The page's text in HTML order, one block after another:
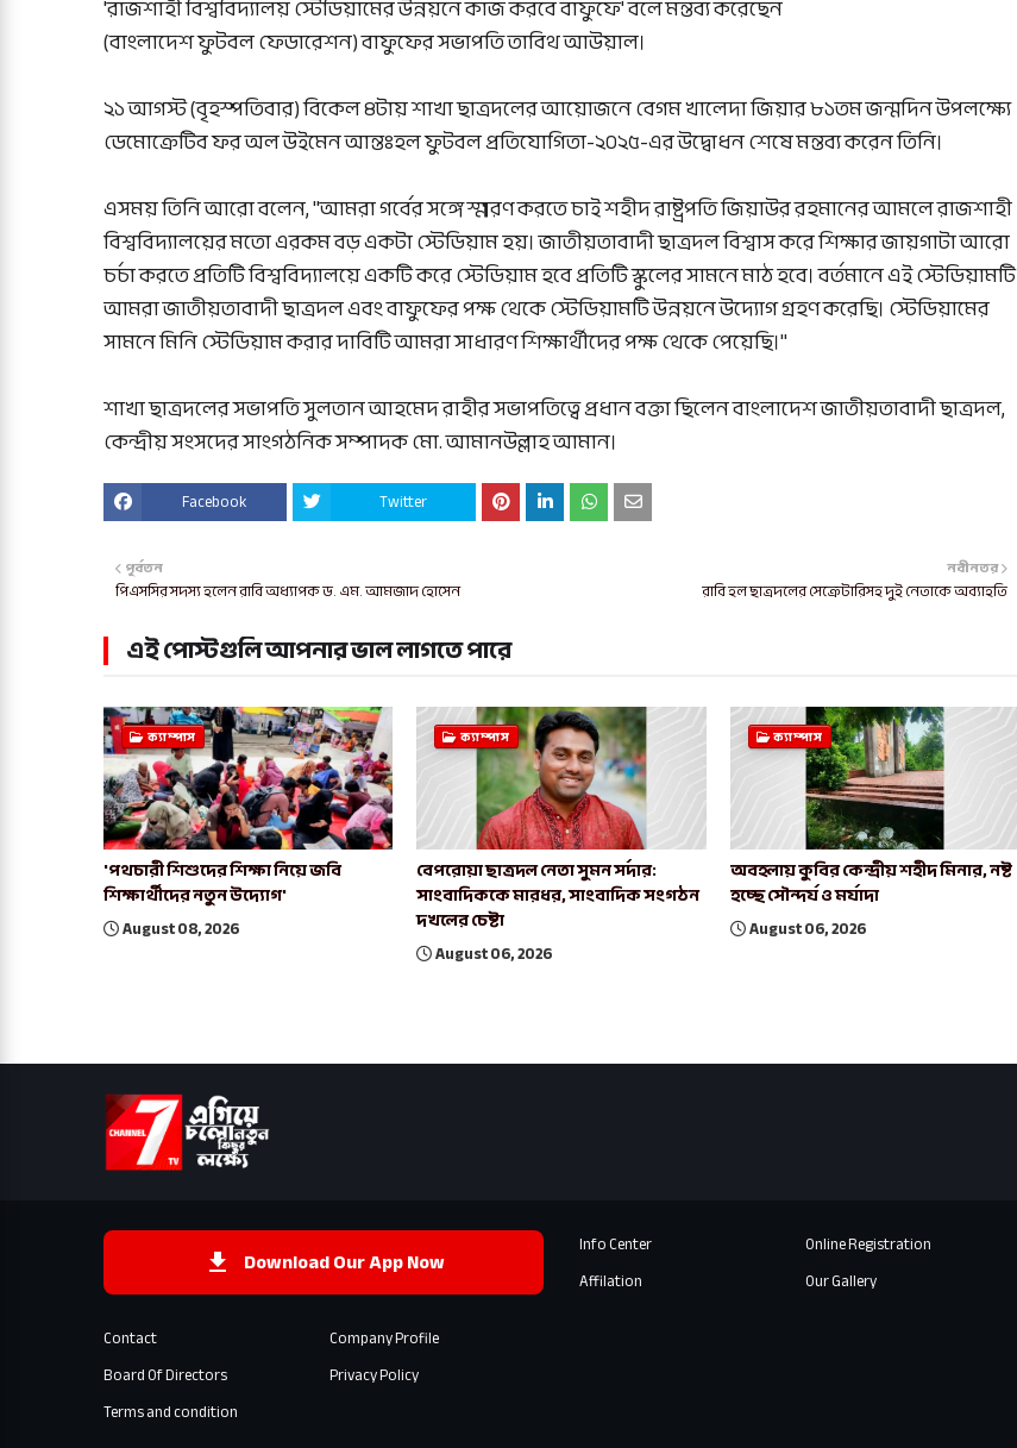
'রাজশাহী বিশ্ববিদ্যালয় স্টেডিয়ামের উন্নয়নে কাজ করবে বাফুফে' বলে মন্তব্য করেছেন
(বাংলাদেশ ফুটবল ফেডারেশন) বাফুফের সভাপতি তাবিথ আউয়াল।
২১ আগস্ট (বৃহস্পতিবার) বিকেল ৪টায় শাখা ছাত্রদলের আয়োজনে বেগম খালেদা জিয়ার ৮১তম জন্মদিন উপলক্ষ্যে
ডেমোক্রেটিব ফর অল উইমেন আন্তঃহল ফুটবল প্রতিযোগিতা-২০২৫-এর উদ্বোধন শেষে মন্তব্য করেন তিনি।
এসময় তিনি আরো বলেন, "আমরা গর্বের সঙ্গে স্মরণ করতে চাই শহীদ রাষ্ট্রপতি জিয়াউর রহমানের আমলে রাজশাহী
বিশ্ববিদ্যালয়ের মতো এরকম বড় একটা স্টেডিয়াম হয়। জাতীয়তাবাদী ছাত্রদল বিশ্বাস করে শিক্ষার জায়গাটা আরো
চর্চা করতে প্রতিটি বিশ্ববিদ্যালয়ে একটি করে স্টেডিয়াম হবে প্রতিটি স্কুলের সামনে মাঠ হবে। বর্তমানে এই স্টেডিয়ামটি
আমরা জাতীয়তাবাদী ছাত্রদল এবং বাফুফের পক্ষ থেকে স্টেডিয়ামটি উন্নয়নে উদ্যোগ গ্রহণ করেছি। স্টেডিয়ামের
সামনে মিনি স্টেডিয়াম করার দাবিটি আমরা সাধারণ শিক্ষার্থীদের পক্ষ থেকে পেয়েছি।"
শাখা ছাত্রদলের সভাপতি সুলতান আহমেদ রাহীর সভাপতিত্বে প্রধান বক্তা ছিলেন বাংলাদেশ জাতীয়তাবাদী ছাত্রদল,
কেন্দ্রীয় সংসদের সাংগঠনিক সম্পাদক মো. আমানউল্লাহ আমান।
Facebook Twitter
নবীনতর
রাবি হল ছাত্রদলের সেক্রেটারিসহ দুই নেতাকে অব্যাহতি
পূর্বতন
পিএসসির সদস্য হলেন রাবি অধ্যাপক ড. এম. আমজাদ হোসেন
এই পোস্টগুলি আপনার ভাল লাগতে পারে
ক্যাম্পাস
'পথচারী শিশুদের শিক্ষা নিয়ে জবি
শিক্ষার্থীদের নতুন উদ্যোগ'
August 08, 2026
ক্যাম্পাস
বেপরোয়া ছাত্রদল নেতা সুমন সর্দার:
সাংবাদিককে মারধর, সাংবাদিক সংগঠন
দখলের চেষ্টা
August 06, 2026
ক্যাম্পাস
অবহলায় কুবির কেন্দ্রীয় শহীদ মিনার, নষ্ট
হচ্ছে সৌন্দর্য ও মর্যাদা
August 06, 2026
Download Our App Now
Contact
Company Profile
Board Of Directors
Privacy Policy
Terms and condition
Info Center
Online Registration
Affilation
Our Gallery